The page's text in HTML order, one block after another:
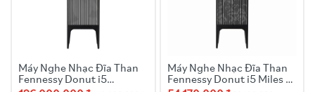
Máy Nghe Nhạc Đĩa Than
Fennessy Donut i5
Máy Nghe Nhạc Đĩa Than
Fennessy Donut i5 Miles Of